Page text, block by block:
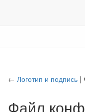
← Логотип и подпись |
Файл